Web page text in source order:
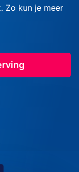
Zo kun je meer